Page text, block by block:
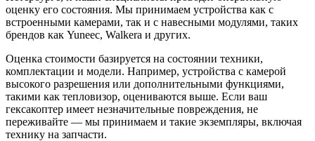
оценку его состояния. Мы принимаем устройства как с
встроенными камерами, так и с навесными модулями, таких
брендов как Yuneec, Walkera и других.
Оценка стоимости базируется на состоянии техники,
комплектации и модели. Например, устройства с камерой
высокого разрешения или дополнительными функциями,
такими как тепловизор, оцениваются выше. Если ваш
гексакоптер имеет незначительные повреждения, не
переживайте — мы принимаем и такие экземпляры, включая
технику на запчасти.